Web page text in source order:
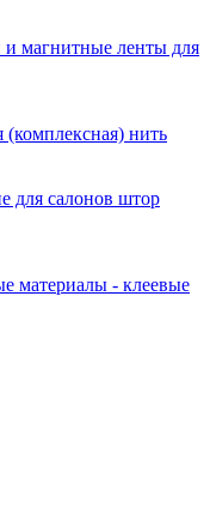
и магнитные ленты для
нить
для салонов штор
материалы - клеевые